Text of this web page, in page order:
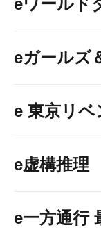
eワールド
eガールズ
e 東京リ
e虚構推理
e一方通行